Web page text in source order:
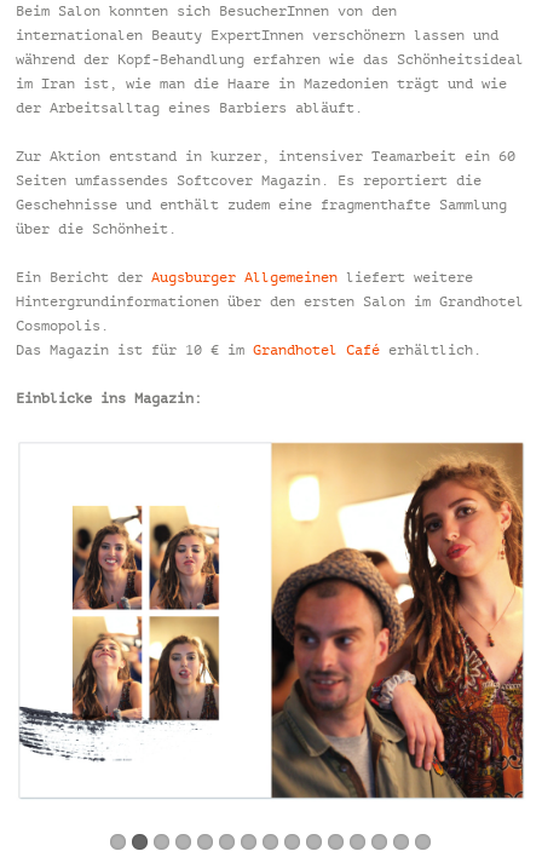
Beim Salon konnten sich BesucherInnen von den
internationalen Beauty ExpertInnen verschönern lassen und
während der Kopf-Behandlung erfahren wie das Schönheitsideal
im Iran ist, wie man die Haare in Mazedonien trägt und wie
der Arbeitsalltag eines Barbiers abläuft.
Zur Aktion entstand in kurzer, intensiver Teamarbeit ein 60
Seiten umfassendes Softcover Magazin. Es reportiert die
Geschehnisse und enthält zudem eine fragmenthafte Sammlung
über die Schönheit.
Ein Bericht derAugsburger Allgemeinen liefert weitere
Hintergrundinformationen über den ersten Salon im Grandhotel
Cosmopolis.
Das Magazin ist für 10 € imGrandhotel Café erhältlich.
Einblicke ins Magazin: